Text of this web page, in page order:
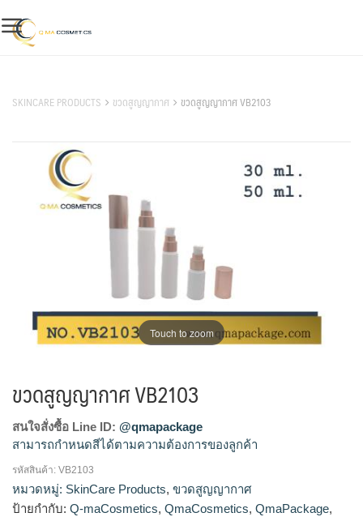
to
content
SKINCARE PRODUCTS ขวดสูญญากาศ ขวดสูญญากาศ VB2103
Touch to zoom
ขวดสูญญากาศ VB2103
สนใจสั่งซื้อ Line ID: @qmapackage
สามารถกำหนดสีได้ตามความต้องการของลูกค้า
โรงงานผลิตขวดสูญญากาศ,ขายส่งขวดสูญญากาศ,จำหน่ายขวด
สูญญากาศ,รับผลิตขวดสูญญากาศ
รหัสสินค้า: VB2103
หมวดหมู่: SkinCare Products, ขวดสูญญากาศ
ป้ายกำกับ: Q-maCosmetics, QmaCosmetics, QmaPackage,